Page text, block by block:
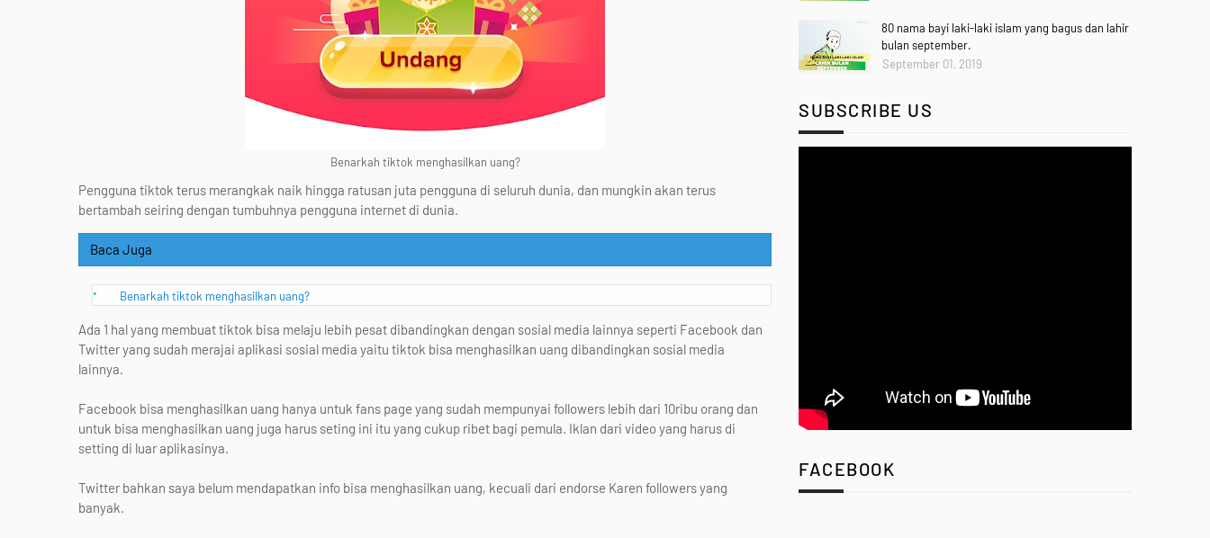
Benarkah tiktok menghasilkan uang?
Pengguna tiktok terus merangkak naik hingga ratusan juta pengguna di seluruh dunia, dan mungkin akan terus
bertambah seiring dengan tumbuhnya pengguna internet di dunia.
Baca Juga
Benarkah tiktok menghasilkan uang?
Ada 1 hal yang membuat tiktok bisa melaju lebih pesat dibandingkan dengan sosial media lainnya seperti Facebook dan
Twitter yang sudah merajai aplikasi sosial media yaitu tiktok bisa menghasilkan uang dibandingkan sosial media
lainnya.
Facebook bisa menghasilkan uang hanya untuk fans page yang sudah mempunyai followers lebih dari 10ribu orang dan
untuk bisa menghasilkan uang juga harus seting ini itu yang cukup ribet bagi pemula. Iklan dari video yang harus di
setting di luar aplikasinya.
Twitter bahkan saya belum mendapatkan info bisa menghasilkan uang, kecuali dari endorse Karen followers yang
banyak.
80 nama bayi laki-laki islam yang bagus dan lahir
bulan september.
September 01, 2019
SUBSCRIBE US
FACEBOOK